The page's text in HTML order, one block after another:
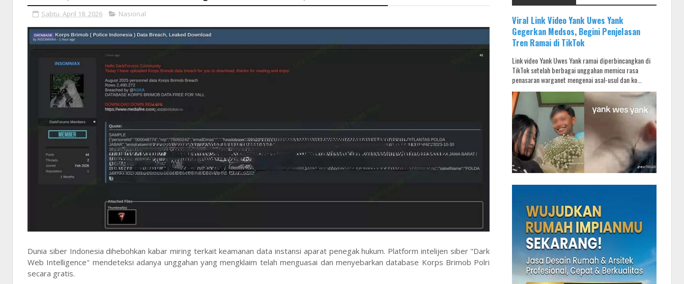
Sabtu, April 18, 2026 Nasional
Dunia siber Indonesia dihebohkan kabar miring terkait keamanan data instansi aparat penegak hukum. Platform intelijen siber "Dark
Web Intelligence" mendeteksi adanya unggahan yang mengklaim telah menguasai dan menyebarkan database Korps Brimob Polri
secara gratis.
Viral Link Video Yank Uwes Yank
Gegerkan Medsos, Begini Penjelasan
Tren Ramai di TikTok
Link video Yank Uwes Yank ramai diperbincangkan di
TikTok setelah berbagai unggahan memicu rasa
penasaran warganet mengenai asal-usul dan ko...